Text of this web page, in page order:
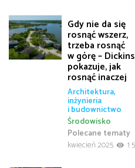
Gdy nie da się
rosnąć wszerz,
trzeba rosnąć
w górę –
pokazuje, jak
rosnąć inaczej
Architektura,
inżynieria
i budownictwo
Polecane tematy
Środowisko
kwiecień 2025
1